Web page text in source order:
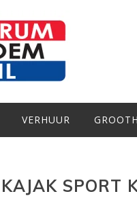
VERHUUR
KAJAK SPORT